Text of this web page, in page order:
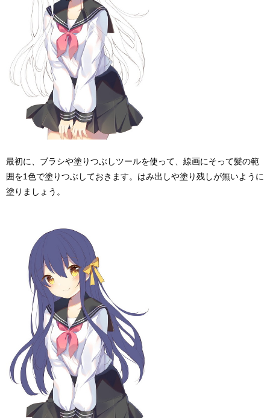
最初に、ブラシや塗りつぶしツールを使って、線画にそって髪の範
囲を1色で塗りつぶしておきます。はみ出しや塗り残しが無いように
塗りましょう。